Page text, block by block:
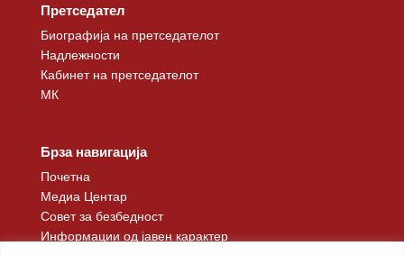
Претседател
Биографија на претседателот
Надлежности
Кабинет на претседателот
МК
Брза навигација
Почетна
Медиа Центар
Совет за безбедност
Информации од јавен карактер